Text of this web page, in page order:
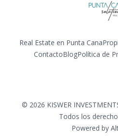
Real Estate en Punta Cana
ContactoBlogPolítica de
© 2026 KISWER
Todos los
Powered by